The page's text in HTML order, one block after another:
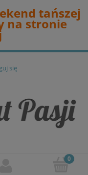
tańszej
na stronie
się